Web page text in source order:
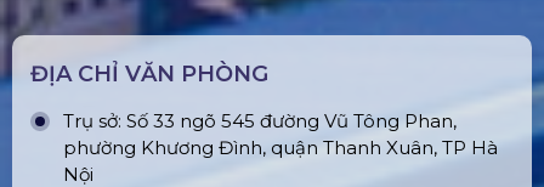
ĐỊA CHỈ VĂN PHÒNG
Trụ sở: Số 33 ngõ 545 đường Vũ Tông Phan,
phường Khương Đình, quận Thanh Xuân, TP Hà
Nội